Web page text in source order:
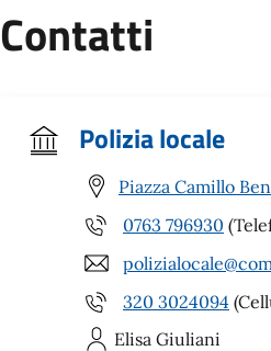
Contatti
Polizia locale
Piazza Camillo
0763 796930
320 3024094
Elisa Giuliani